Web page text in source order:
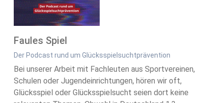
Faules Spiel
Der Podcast rund um Glücksspielsuchtprävention
Bei unserer Arbeit mit Fachleuten aus Sportvereinen,
Schulen oder Jugendeinrichtungen, hören wir oft,
Glücksspiel oder Glücksspielsucht seien dort keine